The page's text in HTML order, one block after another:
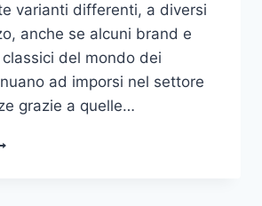
varianti differenti, a diversi
anche se alcuni brand e
del mondo dei
ad imporsi nel settore
grazie a quelle…